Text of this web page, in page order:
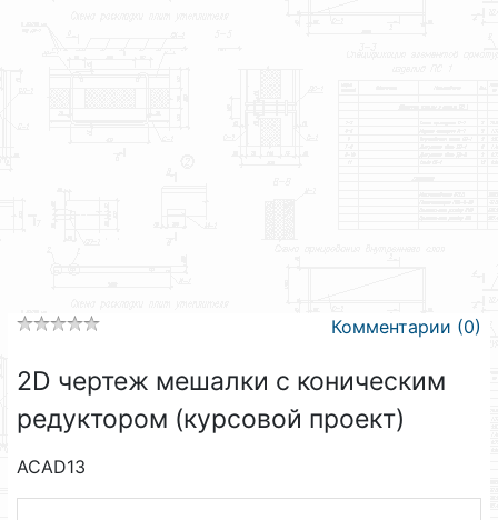
Комментарии (0)
2D чертеж мешалки с коническим
редуктором (курсовой проект)
ACAD13